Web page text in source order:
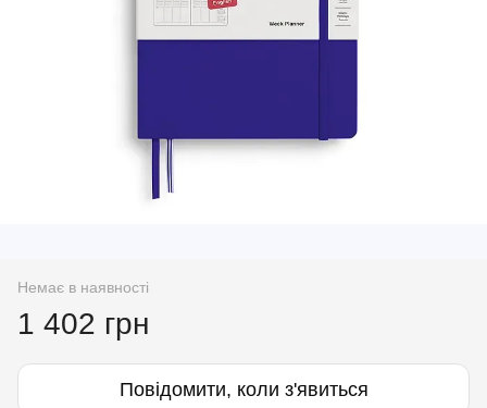
Немає в наявності
1 402 грн
Повідомити, коли з'явиться